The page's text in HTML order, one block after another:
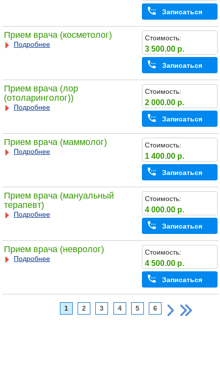
Записаться
Прием врача (косметолог)
Подробнее
Стоимость:
3 500.00 р.
Записаться
Прием врача (лор
(отоларинголог))
Подробнее
Стоимость:
2 000.00 р.
Записаться
Прием врача (маммолог)
Подробнее
Стоимость:
1 400.00 р.
Записаться
Прием врача (мануальный
терапевт)
Подробнее
Стоимость:
4 000.00 р.
Записаться
Прием врача (невролог)
Подробнее
Стоимость:
4 500.00 р.
Записаться
1 2 3 4 5 6